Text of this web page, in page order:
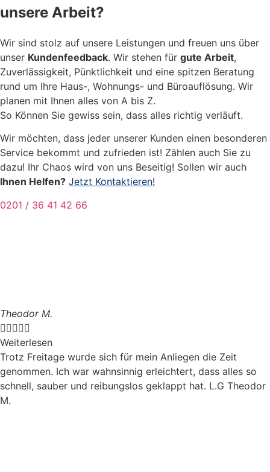
unsere Arbeit?
Wir sind stolz auf unsere Leistungen und freuen uns über
unser Kundenfeedback. Wir stehen für gute Arbeit,
Zuverlässigkeit, Pünktlichkeit und eine spitzen Beratung
rund um Ihre Haus-, Wohnungs- und Büroauflösung. Wir
planen mit Ihnen alles von A bis Z.
So Können Sie gewiss sein, dass alles richtig verläuft.
Wir möchten, dass jeder unserer Kunden einen besonderen
Service bekommt und zufrieden ist! Zählen auch Sie zu
dazu! Ihr Chaos wird von uns Beseitig! Sollen wir auch
Ihnen Helfen? Jetzt Kontaktieren!
0201 / 36 41 42 66
Theodor M.

Weiterlesen
Trotz Freitage wurde sich für mein Anliegen die Zeit
genommen. Ich war wahnsinnig erleichtert, dass alles so
schnell, sauber und reibungslos geklappt hat. L.G Theodor
M.